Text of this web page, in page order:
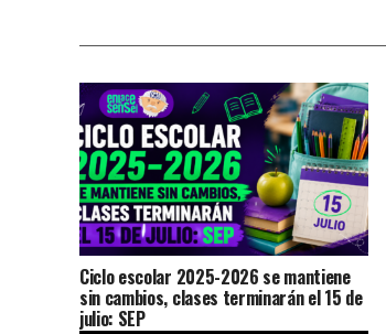
Ciclo escolar 2025-2026 se mantiene
sin cambios, clases terminarán el 15 de
julio: SEP